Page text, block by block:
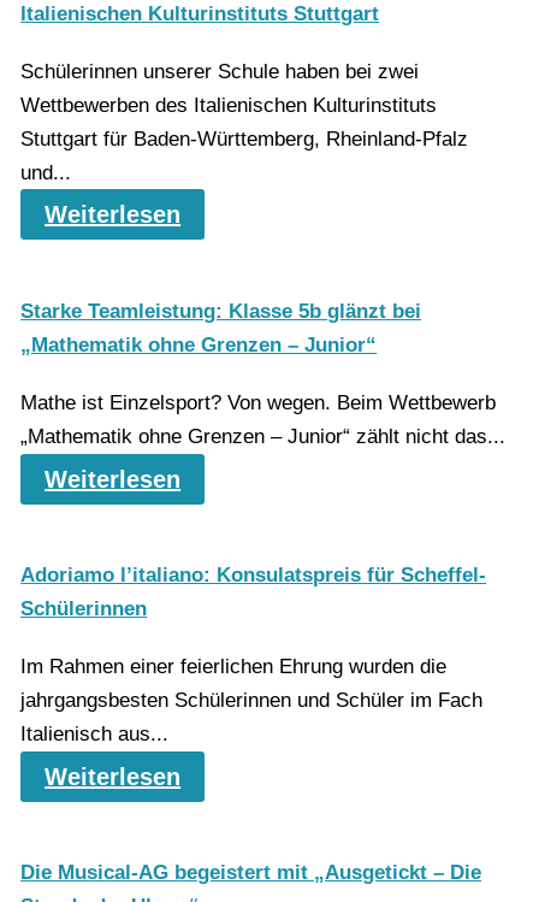
Italienischen Kulturinstituts Stuttgart
Schülerinnen unserer Schule haben bei zwei
Wettbewerben des Italienischen Kulturinstituts
Stuttgart für Baden‑Württemberg, Rheinland‑Pfalz
und...
Weiterlesen
Starke Teamleistung: Klasse 5b glänzt bei
„Mathematik ohne Grenzen – Junior“
Mathe ist Einzelsport? Von wegen. Beim Wettbewerb
„Mathematik ohne Grenzen – Junior“ zählt nicht das...
Weiterlesen
Adoriamo l’italiano: Konsulatspreis für Scheffel-
Schülerinnen
Im Rahmen einer feierlichen Ehrung wurden die
jahrgangsbesten Schülerinnen und Schüler im Fach
Italienisch aus...
Weiterlesen
Die Musical-AG begeistert mit „Ausgetickt – Die